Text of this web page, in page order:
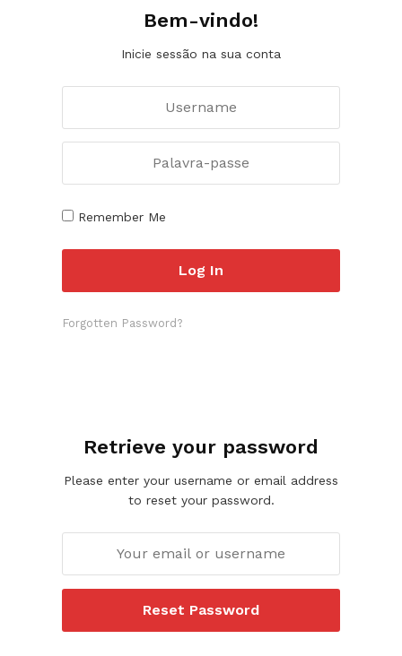
Bem-vindo!
Inicie sessão na sua conta
Remember Me
Forgotten Password?
Retrieve your password
Please enter your username or email address
to reset your password.